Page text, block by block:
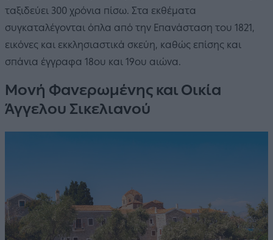
ταξιδεύει 300 χρόνια πίσω. Στα εκθέματα
συγκαταλέγονται όπλα από την Επανάσταση του 1821,
εικόνες και εκκλησιαστικά σκεύη, καθώς επίσης και
σπάνια έγγραφα 18ου και 19ου αιώνα.
Μονή Φανερωμένης και Οικία
Άγγελου Σικελιανού